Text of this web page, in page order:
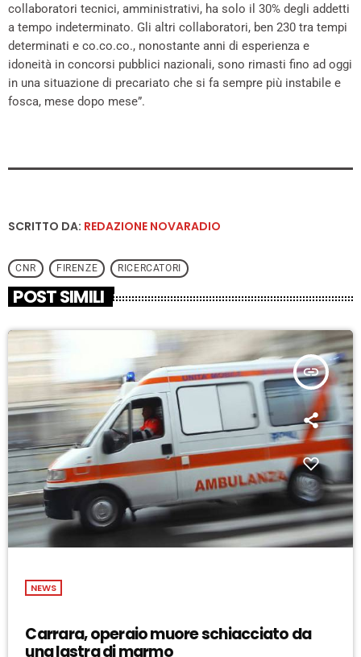
collaboratori tecnici, amministrativi, ha solo il 30% degli addetti
a tempo indeterminato. Gli altri collaboratori, ben 230 tra tempi
determinati e co.co.co., nonostante anni di esperienza e
idoneità in concorsi pubblici nazionali, sono rimasti fino ad oggi
in una situazione di precariato che si fa sempre più instabile e
fosca, mese dopo mese”.
SCRITTO DA: REDAZIONE NOVARADIO
CNR FIRENZE RICERCATORI
POST SIMILI
insert_link
NEWS
Carrara, operaio muore schiacciato da
una lastra di marmo